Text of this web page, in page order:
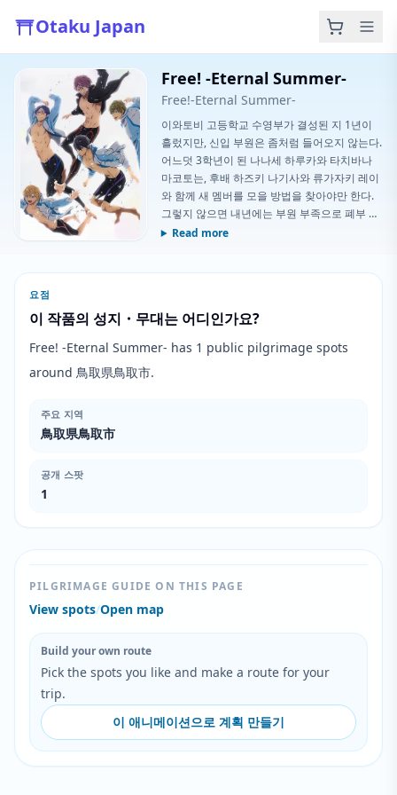
Otaku Japan
Free! -Eternal Summer-
Free!-Eternal Summer-
이와토비 고등학교 수영부가 결성된 지 1년이
흘렀지만, 신입 부원은 좀처럼 들어오지 않는다.
어느덧 3학년이 된 나나세 하루카와 타치바나
마코토는, 후배 하즈키 나기사와 류가자키 레이
와 함께 새 멤버를 모을 방법을 찾아야만 한다.
그렇지 않으면 내년에는 부원 부족으로 폐부 위
기에 처하게 된다. 한편, 코앞으로 다가온 졸업
Read more
요점
이 작품의 성지・무대는 어디인가요?
Free! -Eternal Summer- has 1 public pilgrimage spots
around 鳥取県鳥取市.
주요 지역
鳥取県鳥取市
공개 스팟
1
PILGRIMAGE GUIDE ON THIS PAGE
View spots/Open map
Build your own route
Pick the spots you like and make a route for your
trip.
이 애니메이션으로 계획 만들기